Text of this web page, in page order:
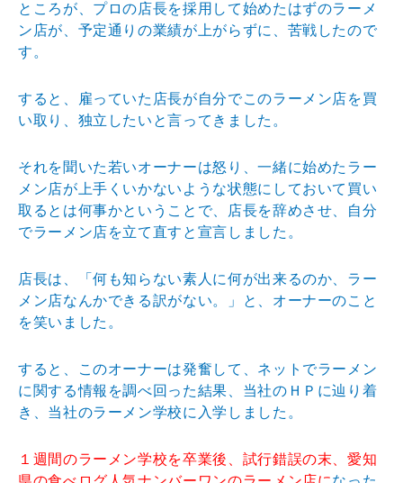
ところが、プロの店長を採用して始めたはずのラーメ
ン店が、予定通りの業績が上がらずに、苦戦したので
す。
すると、雇っていた店長が自分でこのラーメン店を買
い取り、独立したいと言ってきました。
それを聞いた若いオーナーは怒り、一緒に始めたラー
メン店が上手くいかないような状態にしておいて買い
取るとは何事かということで、店長を辞めさせ、自分
でラーメン店を立て直すと宣言しました。
店長は、「何も知らない素人に何が出来るのか、ラー
メン店なんかできる訳がない。」と、オーナーのこと
を笑いました。
すると、このオーナーは発奮して、ネットでラーメン
に関する情報を調べ回った結果、当社のＨＰに辿り着
き、当社のラーメン学校に入学しました。
１週間のラーメン学校を卒業後、試行錯誤の末、愛知